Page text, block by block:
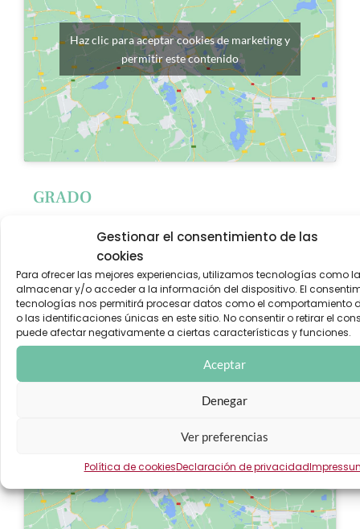
Gestionar el consentimiento de las
cookies
Para ofrecer las mejores experiencias, utilizamos tecnologías como
almacenar y/o acceder a la información del dispositivo. El
tecnologías nos permitirá procesar datos como el comportamiento
o las identificaciones únicas en este sitio. No consentir o retirar el
puede afectar negativamente a ciertas características y funciones.
Aceptar
Denegar
Ver preferencias
Política de cookiesDeclaración de privacidad
Haz clic para aceptar cookies de marketing y
permitir este contenido
GRADO
C/ Valentín Andrés, 18
33820 – Grado
permitir este contenido